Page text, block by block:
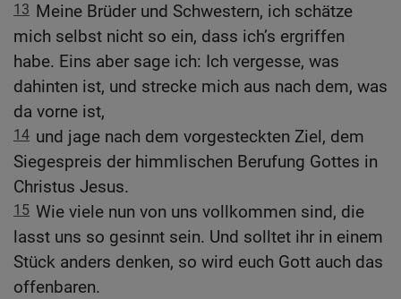
13 Meine Brüder und Schwestern, ich schätze
mich selbst nicht so ein, dass ich’s ergriffen
habe. Eins aber sage ich: Ich vergesse, was
dahinten ist, und strecke mich aus nach dem, was
da vorne ist,
14 und jage nach dem vorgesteckten Ziel, dem
Siegespreis der himmlischen Berufung Gottes in
Christus Jesus.
15 Wie viele nun von uns vollkommen sind, die
lasst uns so gesinnt sein. Und solltet ihr in einem
Stück anders denken, so wird euch Gott auch das
offenbaren.